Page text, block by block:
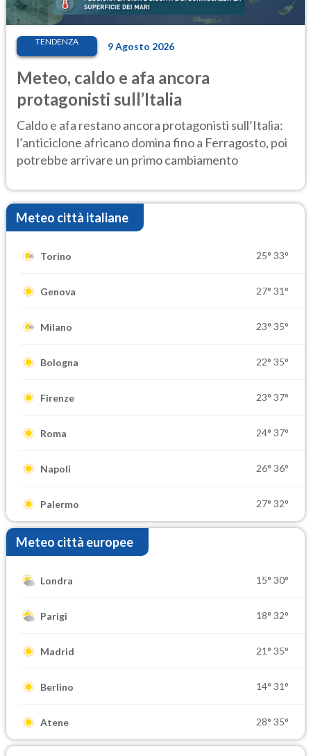
TENDENZA 9 Agosto 2026
Meteo, caldo e afa ancora
protagonisti sull’Italia
Caldo e afa restano ancora protagonisti sull’Italia:
l’anticiclone africano domina fino a Ferragosto, poi
potrebbe arrivare un primo cambiamento
Meteo città italiane
Torino 25° 33°
Genova 27° 31°
Milano 23° 35°
Bologna 22° 35°
Firenze 23° 37°
Roma 24° 37°
Napoli 26° 36°
Palermo 27° 32°
Meteo città europee
Londra 15° 30°
Parigi 18° 32°
Madrid 21° 35°
Berlino 14° 31°
Atene 28° 35°